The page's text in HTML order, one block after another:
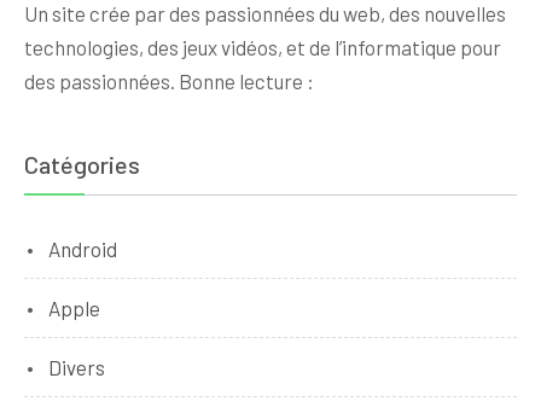
Un site crée par des passionnées du web, des nouvelles
technologies, des jeux vidéos, et de l’informatique pour
des passionnées. Bonne lecture :
Catégories
Android
Apple
Divers